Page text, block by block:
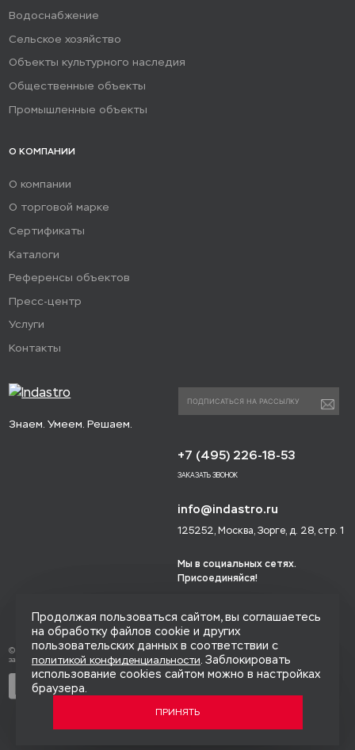
Знаем. Умеем. Решаем.
© 2014-2026 «Индастро», Все права
защищены.
Водоснабжение
Сельское хозяйство
Объекты культурного наследия
Общественные объекты
Промышленные объекты
О КОМПАНИИ
О компании
О торговой марке
Сертификаты
Каталоги
Референсы объектов
Пресс-центр
Услуги
Контакты
+7 (495) 226-18-53
ЗАКАЗАТЬ ЗВОНОК
info@indastro.ru
125252, Москва, Зорге, д. 28, стр. 1
Мы в социальных сетях.
Присоединяйся!
Политика конфиденциальности
Карта сайта
Продолжая пользоваться сайтом, вы соглашаетесь
на обработку файлов cookie и других
пользовательских данных в соответствии с
политикой конфиденциальности. Заблокировать
использование cookies сайтом можно в настройках
браузера.
ПРИНЯТЬ